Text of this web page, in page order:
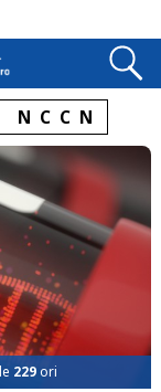
NCCN
229ori